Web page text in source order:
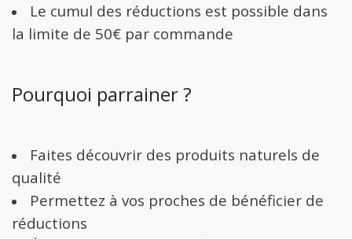
Le cumul des réductions est possible dans
la limite de 50€ par commande
Pourquoi parrainer ?
Faites découvrir des produits naturels de
qualité
Permettez à vos proches de bénéficier de
réductions